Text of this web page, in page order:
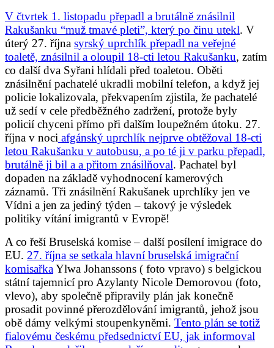
V čtvrtek 1. listopadu přepadl a brutálně znásilnil
Rakušanku “muž tmavé pleti”, který po činu utekl. V
úterý 27. října syrský uprchlík přepadl na veřejné
toaletě, znásilnil a oloupil 18-cti letou Rakušanku, zatím
co další dva Syřani hlídali před toaletou. Oběti
znásilnění pachatelé ukradli mobilní telefon, a když jej
policie lokalizovala, překvapením zjistila, že pachatelé
už sedí v cele předběžného zadržení, protože byly
policií chyceni přímo při dalším loupežném útoku. 27.
října v noci afgánský uprchlík nejprve obtěžoval 18-cti
letou Rakušanku v autobusu, a po té ji v parku přepadl,
brutálně ji bil a a přitom znásilňoval. Pachatel byl
dopaden na základě vyhodnocení kamerových
záznamů. Tři znásilnění Rakušanek uprchlíky jen ve
Vídni a jen za jediný týden – takový je výsledek
politiky vítání imigrantů v Evropě!
A co řeší Bruselská komise – další posílení imigrace do
EU. 27. října se setkala hlavní bruselská imigrační
komisařkaYlwa Johanssons ( foto vpravo) s belgickou
státní tajemnicí pro Azylanty Nicole Demorovou (foto,
vlevo), aby společně připravily plán jak konečně
prosadit povinné přerozdělování imigrantů, jehož jsou
obě dámy velkými stoupenkyněmi. Tento plán se totiž
fialovému českému předsednictví EU, jak informoval